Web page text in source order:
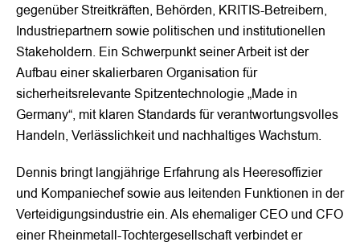
gegenüber Streitkräften, Behörden, KRITIS-Betreibern,
Industriepartnern sowie politischen und institutionellen
Stakeholdern. Ein Schwerpunkt seiner Arbeit ist der
Aufbau einer skalierbaren Organisation für
sicherheitsrelevante Spitzentechnologie „Made in
Germany“, mit klaren Standards für verantwortungsvolles
Handeln, Verlässlichkeit und nachhaltiges Wachstum.
Dennis bringt langjährige Erfahrung als Heeresoffizier
und Kompaniechef sowie aus leitenden Funktionen in der
Verteidigungsindustrie ein. Als ehemaliger CEO und CFO
einer Rheinmetall-Tochtergesellschaft verbindet er